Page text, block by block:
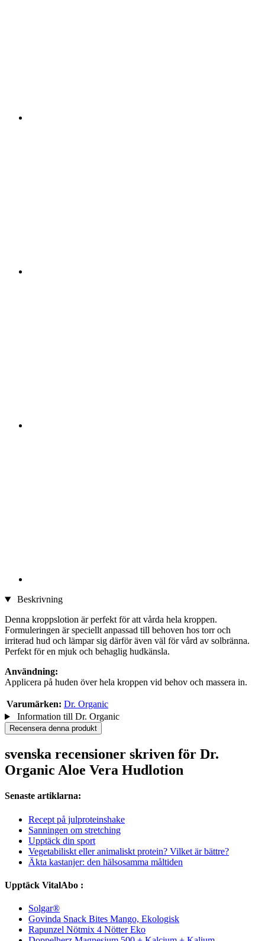
Beskrivning
Denna kroppslotion är perfekt för att vårda hela kroppen.
Formuleringen är speciellt anpassad till behoven hos torr och
irriterad hud och lämpar sig därför även väl för vård av solbränna.
Perfekt för en mjuk och behaglig hudkänsla.
Användning:
Applicera på huden över hela kroppen vid behov och massera in.
Varumärken: Dr. Organic
Information till Dr. Organic
Recensera denna produkt
svenska recensioner skriven för Dr.
Organic Aloe Vera Hudlotion
Senaste artiklarna:
Recept på julproteinshake
Sanningen om stretching
Upptäck din sport
Vegetabiliskt eller animaliskt protein? Vilket är bättre?
Äkta kastanjer: den hälsosamma måltiden
Upptäck VitalAbo :
Solgar®
Govinda Snack Bites Mango, Ekologisk
Rapunzel Nötmix 4 Nötter Eko